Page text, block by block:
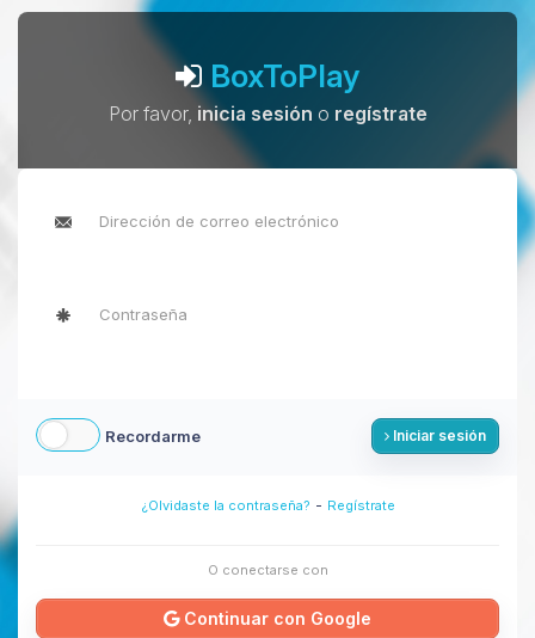
BoxToPlay
Por favor, inicia sesión o regístrate
Recordarme Iniciar sesión
¿Olvidaste la contraseña? - Regístrate
O conectarse con
Continuar con Google